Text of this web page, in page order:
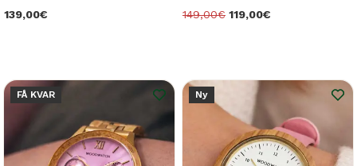
139,00€
149,00€ 119,00€
FÅ KVAR Ny